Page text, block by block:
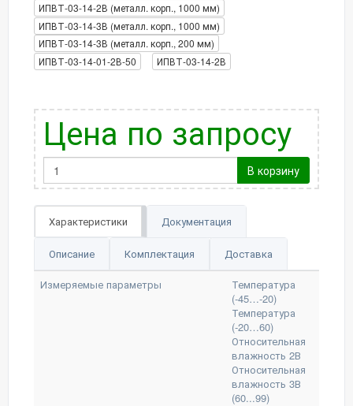
ИПВТ-03-14-2В (металл. корп., 1000 мм)
ИПВТ-03-14-3В (металл. корп., 1000 мм)
ИПВТ-03-14-3В (металл. корп., 200 мм)
ИПВТ-03-14-01-2В-50
ИПВТ-03-14-2В
Цена по запросу
В корзину
Характеристики Документация
Описание Комплектация Доставка
Измеряемые параметры
Температура
(-45…-20)
Температура
(-20…60)
Относительная
влажность 2В
Относительная
влажность 3В
(60...99)